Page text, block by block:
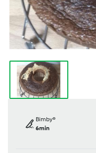
Bimby®
6min